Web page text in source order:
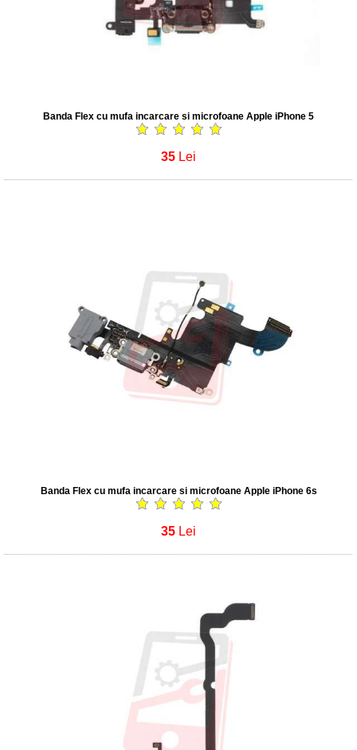
Banda Flex cu mufa incarcare si microfoane Apple iPhone 5
35 Lei
Banda Flex cu mufa incarcare si microfoane Apple iPhone 6s
35 Lei